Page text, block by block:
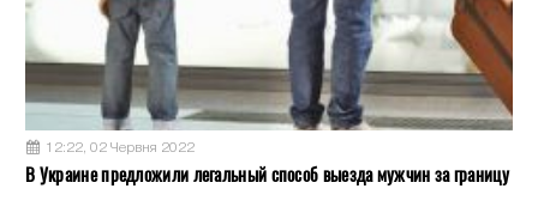
12:22, 02 Червня 2022
В Украине предложили легальный способ выезда мужчин за границу